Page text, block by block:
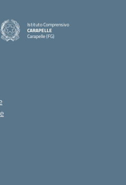
Istituto Comprensivo
CARAPELLE
Carapelle (FG)
— Visita la pagina iniziale della scuola